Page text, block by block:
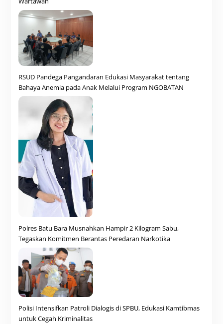
RSUD Pandega Pangandaran Edukasi Masyarakat tentang
Bahaya Anemia pada Anak Melalui Program NGOBATAN
Polres Batu Bara Musnahkan Hampir 2 Kilogram Sabu,
Tegaskan Komitmen Berantas Peredaran Narkotika
Polisi Intensifkan Patroli Dialogis di SPBU, Edukasi Kamtibmas
untuk Cegah Kriminalitas